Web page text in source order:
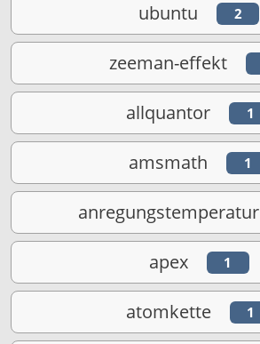
ubuntu 2
zeeman-effekt
allquantor 1
amsmath 1
anregungstemperatur
apex 1
atomkette 1